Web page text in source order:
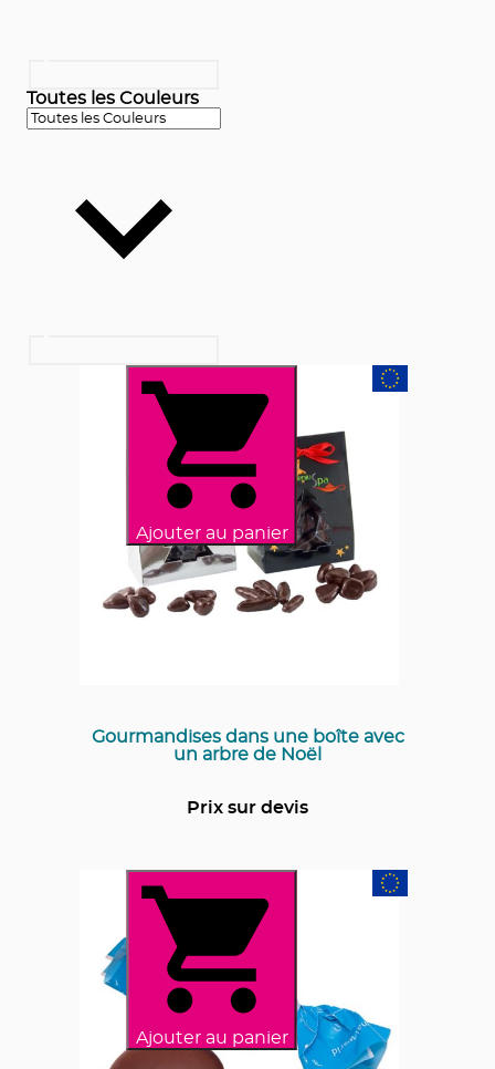
Toutes les Couleurs
Ajouter au panier
Gourmandises dans une boîte avec
un arbre de Noël
Prix sur devis
Ajouter au panier